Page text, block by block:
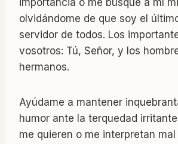
importancia o me busque a mí
olvidándome de que soy el
servidor de todos. Los
vosotros: Tú, Señor, y los
hermanos.
Ayúdame a mantener
humor ante la terquedad
me quieren o me interpretan